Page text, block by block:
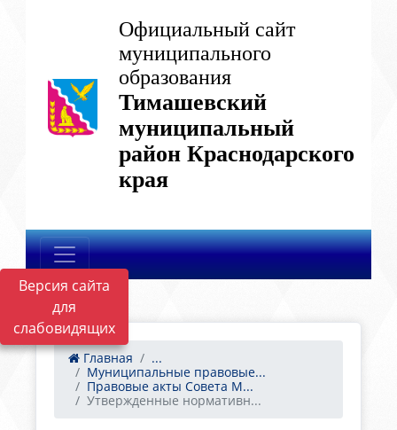
Версия сайта
для
слабовидящих
Официальный сайт
муниципального
образования
Тимашевский
муниципальный
район Краснодарского
края
Главная
...
Муниципальные правовые...
Правовые акты Совета М...
Утвержденные нормативн...